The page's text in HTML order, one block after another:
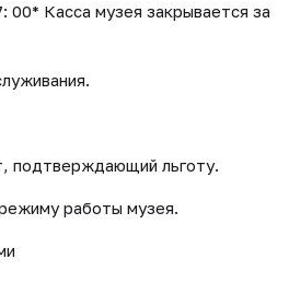
Касса музея закрывается за
подтверждающий льготу.
работы музея.